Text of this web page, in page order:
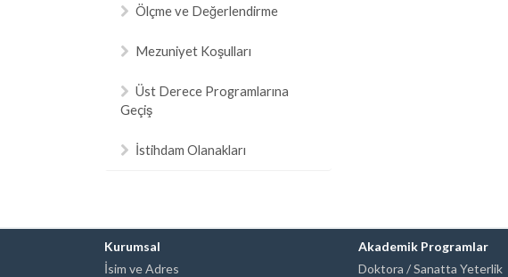
Ölçme ve Değerlendirme
Mezuniyet Koşulları
Üst Derece Programlarına
Geçiş
İstihdam Olanakları
Kurumsal
İsim ve Adres
Akademik Programlar
Doktora / Sanatta Yeterlik